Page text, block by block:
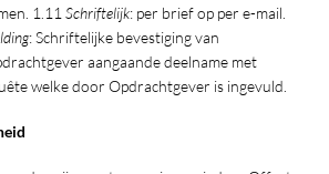
1.11 Schriftelijk: per brief op per e-mail.
: Schriftelijke bevestiging van
aangaande deelname met
welke door Opdrachtgever is ingevuld.